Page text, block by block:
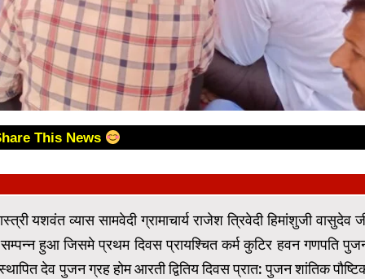
This News
यशवंत व्यास सामवेदी ग्रामाचार्य राजेश त्रिवेदी हिमांशुजी वासुदेव
सम्पन्न हुआ जिसमे प्रथम दिवस प्रायश्चित कर्म कुटिर हवन गणपति
देव पुजन ग्रह होम आरती द्वितिय दिवस प्रात: पुजन शांतिक